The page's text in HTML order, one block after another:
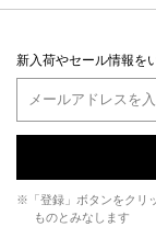
新入荷やセール情報を
※「登録」ボタンをクリ
ものとみなします